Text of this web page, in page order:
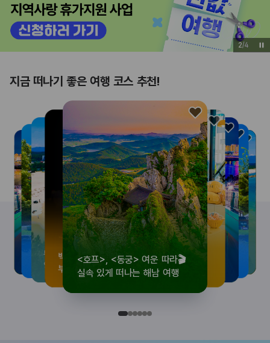
3/4
지금 떠나기 좋은 여행 코스 추천!
<호프>, <동궁> 여운 따라🎬
실속 있게 떠나는 해남 여행
로컬 감성 수집!
전국 로컬 기념품숍 3곳⭐
우리말이 더 재미있어지는
세종 한글 여행
숲길부터 천년 고찰까지!
마음에 쉼을 더하는 부안
뚜벅이 여행자 주목🚶
양양 1박 2일 코스
백제의 숨결을 따라,
부여에서 만나는 여름
<호프>, <동궁> 여운 따라🎬
실속 있게 떠나는 해남 여행
로컬 감성 수집!
전국 로컬 기념품숍 3곳⭐
우리말이 더 재미있어지는
세종 한글 여행
숲길부터 천년 고찰까지!
마음에 쉼을 더하는 부안
뚜벅이 여행자 주목🚶
양양 1박 2일 코스
백제의 숨결을 따라,
부여에서 만나는 여름
<호프>, <동궁> 여운 따라🎬
실속 있게 떠나는 해남 여행
로컬 감성 수집!
전국 로컬 기념품숍 3곳⭐
우리말이 더 재미있어지는
세종 한글 여행
숲길부터 천년 고찰까지!
마음에 쉼을 더하는 부안
뚜벅이 여행자 주목🚶
양양 1박 2일 코스
백제의 숨결을 따라,
부여에서 만나는 여름